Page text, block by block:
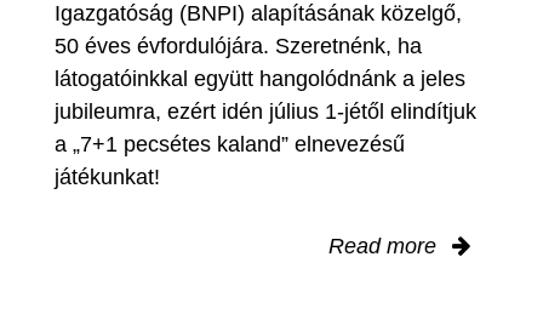
Igazgatóság (BNPI) alapításának közelgő,
50 éves évfordulójára. Szeretnénk, ha
látogatóinkkal együtt hangolódnánk a jeles
jubileumra, ezért idén július 1-jétől elindítjuk
a „7+1 pecsétes kaland” elnevezésű
játékunkat!
Read more